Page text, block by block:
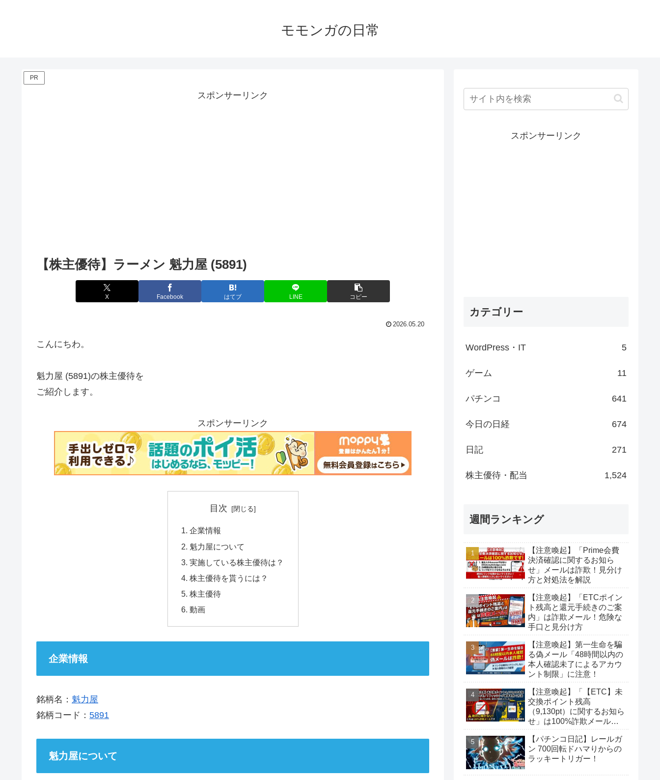
モモンガの日常
PR
スポンサーリンク
【株主優待】ラーメン 魁力屋 (5891)
X Facebook はてブ LINE コピー
2026.05.20
こんにちわ。
魁力屋 (5891)の株主優待を
ご紹介します。
スポンサーリンク
目次
企業情報
魁力屋について
実施している株主優待は？
株主優待を貰うには？
株主優待
動画
企業情報
銘柄名： 魁力屋
銘柄コード： 5891
魁力屋について
スポンサーリンク
カテゴリー
WordPress・IT 5
ゲーム 11
パチンコ 641
今日の日経 674
日記 271
株主優待・配当 1,524
週間ランキング
【注意喚起】「Prime会費
決済確認に関するお知ら
せ」メールは詐欺！見分け
方と対処法を解説
【注意喚起】「ETCポイン
ト残高と還元手続きのご案
内」は詐欺メール！危険な
手口と見分け方
【注意喚起】第一生命を騙
る偽メール「48時間以内の
本人確認未了によるアカウ
ント制限」に注意！
【注意喚起】「【ETC】未
交換ポイント残高
（9,130pt）に関するお知ら
せ」は100%詐欺メール！
【パチンコ日記】レールガ
ン 700回転ドハマりからの
ラッキートリガー！